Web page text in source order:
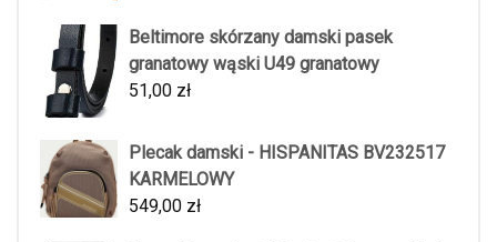
Beltimore skórzany damski pasek
granatowy wąski U49 granatowy
51,00 zł
Plecak damski - HISPANITAS BV232517
KARMELOWY
549,00 zł